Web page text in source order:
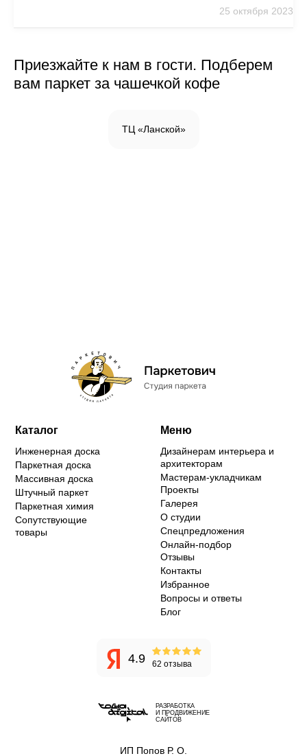
25 октября 2023
Приезжайте к нам в гости. Подберем
вам паркет за чашечкой кофе
ТЦ «Ланской»
Каталог
Инженерная доска
Паркетная доска
Массивная доска
Штучный паркет
Паркетная химия
Сопутствующие
товары
Меню
Дизайнерам интерьера и
архитекторам
Мастерам-укладчикам
Проекты
Галерея
О студии
Спецпредложения
Онлайн-подбор
Отзывы
Контакты
Избранное
Вопросы и ответы
Блог
4.9 62 отзыва
РАЗРАБОТКА
И ПРОДВИЖЕНИЕ
САЙТОВ
ИП Попов Р. О.